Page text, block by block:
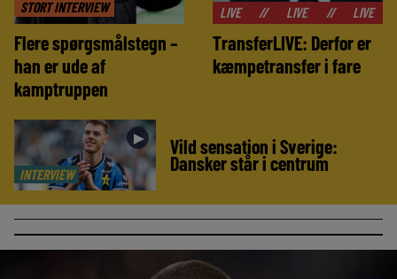
STORT INTERVIEW
Flere spørgsmålstegn –
han er ude af
kamptruppen
// LIVE LIVE // LIVE // LIVE
TransferLIVE: Derfor er
kæmpetransfer i fare
INTERVIEW
► Vild sensation i Sverige:
Dansker står i centrum